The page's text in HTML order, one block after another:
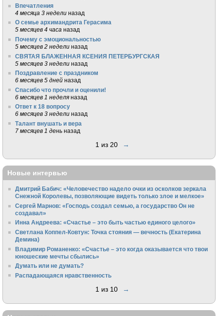
Впечатления
4 месяца 3 недели назад
О семье архимандрита Герасима
5 месяцев 4 часа назад
Почему с эмоциональностью
5 месяцев 2 недели назад
СВЯТАЯ БЛАЖЕННАЯ КСЕНИЯ ПЕТЕРБУРГСКАЯ
5 месяцев 3 недели назад
Поздравление с праздником
6 месяцев 5 дней назад
Спасибо что прочли и оценили!
6 месяцев 1 неделя назад
Ответ к 18 вопросу
6 месяцев 3 недели назад
Талант внушать и вера
7 месяцев 1 день назад
1 из 20 →
Новые интервью
Дмитрий Бабич: «Человечество надело очки из осколков зеркала
Снежной Королевы, позволяющие видеть только злое и мелкое»
Сергей Марнов: «Господь создал семью, а государство Он не
создавал»
Инна Андреева: «Счастье – это быть частью единого целого»
Светлана Коппел-Ковтун: Точка стояния — вечность (Екатерина
Демина)
Владимир Романенко: «Счастье – это когда оказывается что твои
юношеские мечты сбылись»
Думать или не думать?
Распадающаяся нравственность
1 из 10 →